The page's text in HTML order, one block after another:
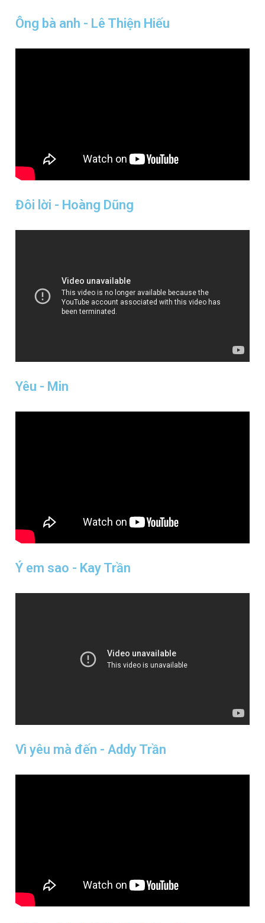
Ông bà anh - Lê Thiện Hiếu
Đôi lời - Hoàng Dũng
Yêu - Min
Ý em sao - Kay Trần
Vì yêu mà đến - Addy Trần